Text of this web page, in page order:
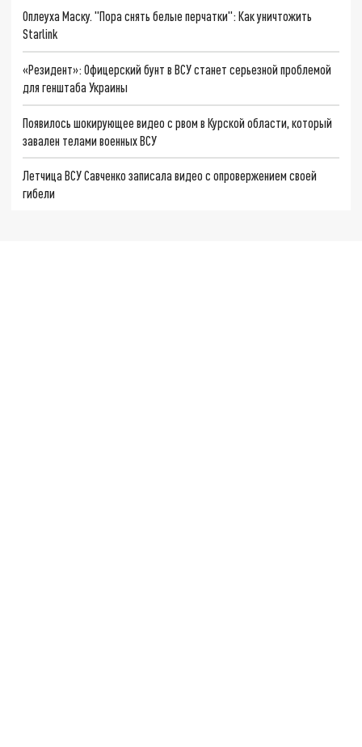
Оплеуха Маску. "Пора снять белые перчатки": Как уничтожить
Starlink
«Резидент»: Офицерский бунт в ВСУ станет серьезной проблемой
для генштаба Украины
Появилось шокирующее видео с рвом в Курской области, который
завален телами военных ВСУ
Летчица ВСУ Савченко записала видео с опровержением своей
гибели